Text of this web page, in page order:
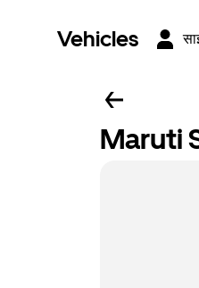
Vehicles
Maruti